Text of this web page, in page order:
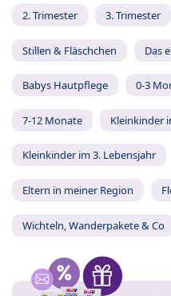
2. Trimester 3. Trimester
Stillen & Fläschchen Das
Babys Hautpflege 0-3
7-12 Monate Kleinkinder
Kleinkinder im 3. Lebensjahr
Eltern in meiner Region
Wichteln, Wanderpakete & Co